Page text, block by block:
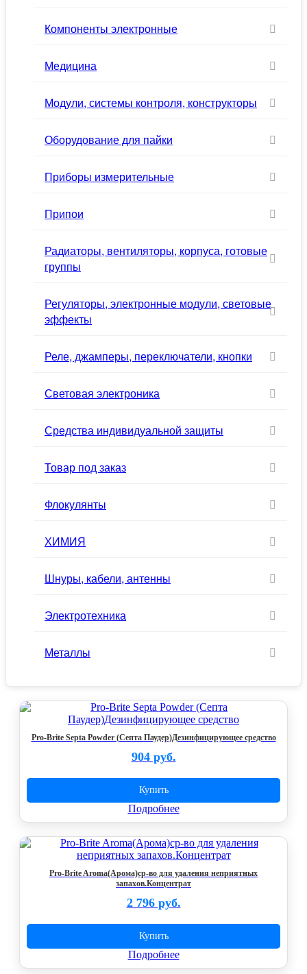
Компоненты электронные
Медицина
Модули, системы контроля, конструкторы
Оборудование для пайки
Приборы измерительные
Припои
Радиаторы, вентиляторы, корпуса, готовые
группы
Регуляторы, электронные модули, световые
эффекты
Реле, джамперы, переключатели, кнопки
Световая электроника
Средства индивидуальной защиты
Товар под заказ
Флокулянты
ХИМИЯ
Шнуры, кабели, антенны
Электротехника
Металлы
Pro-Brite Septa Powder (Септа Паудер)Дезинфицирующее средство
904 руб.
Купить
Подробнее
Pro-Brite Aroma(Арома)ср-во для удаления неприятных
запахов.Концентрат
2 796 руб.
Купить
Подробнее